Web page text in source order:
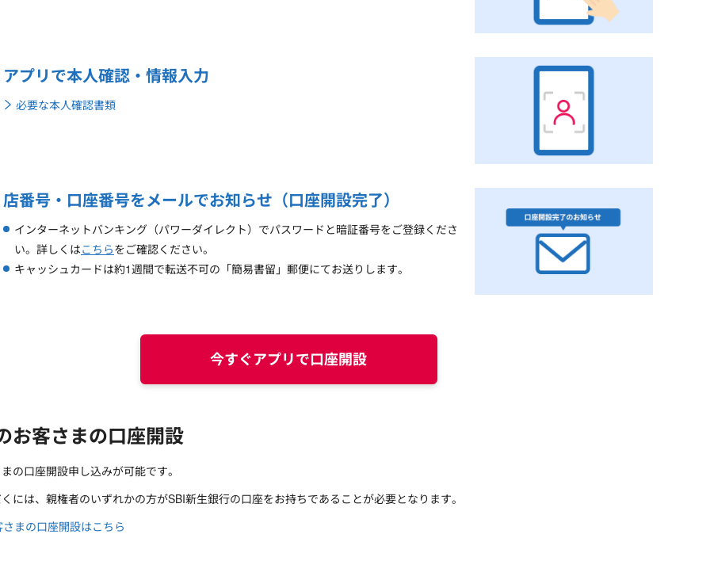
アプリで本人確認・情報入力
必要な本人確認書類
店番号・口座番号をメールでお知らせ（口座開設完了）
インターネットバンキング（パワーダイレクト）でパスワードと暗証番号をご登録くださ
い。詳しくはこちらをご確認ください。
キャッシュカードは約1週間で転送不可の「簡易書留」郵便にてお送りします。
今すぐアプリで口座開設
お客さまの口座開設
の口座開設申し込みが可能です。
には、親権者のいずれかの方がSBI新生銀行の口座をお持ちであることが必要となります。
まの口座開設はこちら